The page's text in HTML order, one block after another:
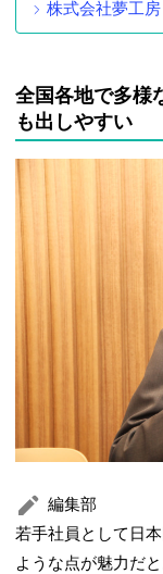
株式会社夢工房
全国各地で多様
も出しやすい
編集部
若手社員として日
ような点が魅力だ